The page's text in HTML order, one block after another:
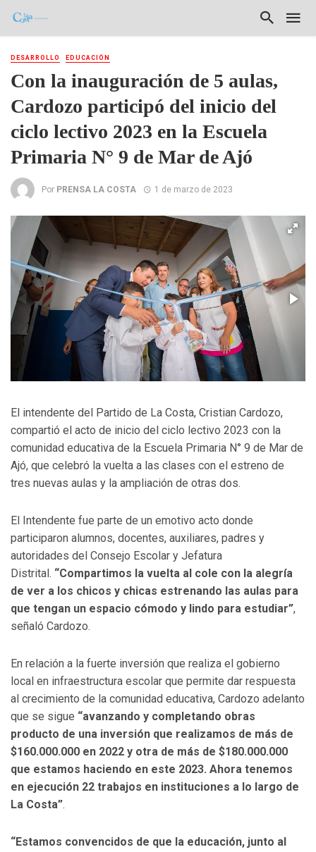
DESARROLLO EDUCACIÓN
Con la inauguración de 5 aulas,
Cardozo participó del inicio del
ciclo lectivo 2023 en la Escuela
Primaria N° 9 de Mar de Ajó
Por PRENSA LA COSTA 1 de marzo de 2023
El intendente del Partido de La Costa, Cristian Cardozo,
compartió el acto de inicio del ciclo lectivo 2023 con la
comunidad educativa de la Escuela Primaria N° 9 de Mar de
Ajó, que celebró la vuelta a las clases con el estreno de
tres nuevas aulas y la ampliación de otras dos.
El Intendente fue parte de un emotivo acto donde
participaron alumnos, docentes, auxiliares, padres y
autoridades del Consejo Escolar y Jefatura
Distrital. “Compartimos la vuelta al cole con la alegría
de ver a los chicos y chicas estrenando las aulas para
que tengan un espacio cómodo y lindo para estudiar”,
señaló Cardozo.
En relación a la fuerte inversión que realiza el gobierno
local en infraestructura escolar que permite dar respuesta
al crecimiento de la comunidad educativa, Cardozo adelanto
que se sigue “avanzando y completando obras
producto de una inversión que realizamos de más de
$160.000.000 en 2022 y otra de más de $180.000.000
que estamos haciendo en este 2023. Ahora tenemos
en ejecución 22 trabajos en instituciones a lo largo de
La Costa”.
“Estamos convencidos de que la educación, junto al